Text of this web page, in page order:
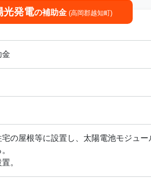
光発電の補助金 (高岡郡越知町)
金
の屋根等に設置し、太陽電池モジュ
。